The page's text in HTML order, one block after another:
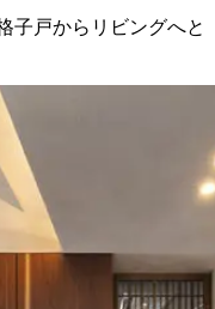
子戸からリビングへと